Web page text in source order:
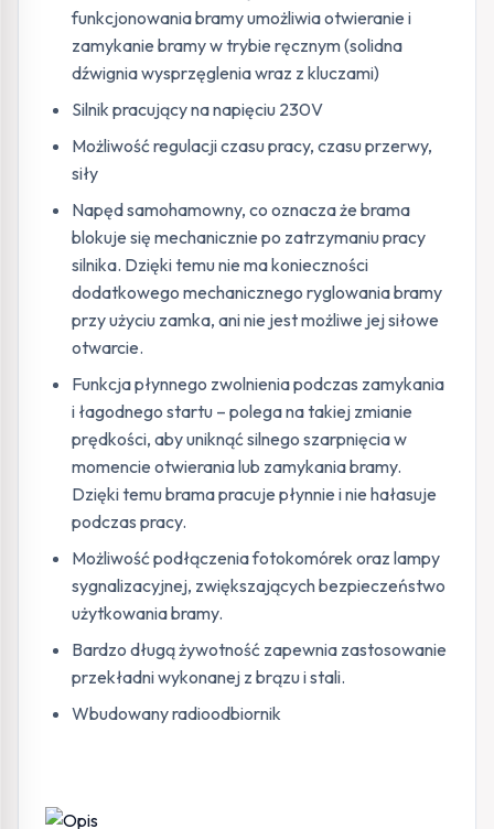
funkcjonowania bramy umożliwia otwieranie i
zamykanie bramy w trybie ręcznym (solidna
dźwignia wysprzęglenia wraz z kluczami)
Silnik pracujący na napięciu 230V
Możliwość regulacji czasu pracy, czasu przerwy,
siły
Napęd samohamowny, co oznacza że brama
blokuje się mechanicznie po zatrzymaniu pracy
silnika. Dzięki temu nie ma konieczności
dodatkowego mechanicznego ryglowania bramy
przy użyciu zamka, ani nie jest możliwe jej siłowe
otwarcie.
Funkcja płynnego zwolnienia podczas zamykania
i łagodnego startu – polega na takiej zmianie
prędkości, aby uniknąć silnego szarpnięcia w
momencie otwierania lub zamykania bramy.
Dzięki temu brama pracuje płynnie i nie hałasuje
podczas pracy.
Możliwość podłączenia fotokomórek oraz lampy
sygnalizacyjnej, zwiększających bezpieczeństwo
użytkowania bramy.
Bardzo długą żywotność zapewnia zastosowanie
przekładni wykonanej z brązu i stali.
Wbudowany radioodbiornik